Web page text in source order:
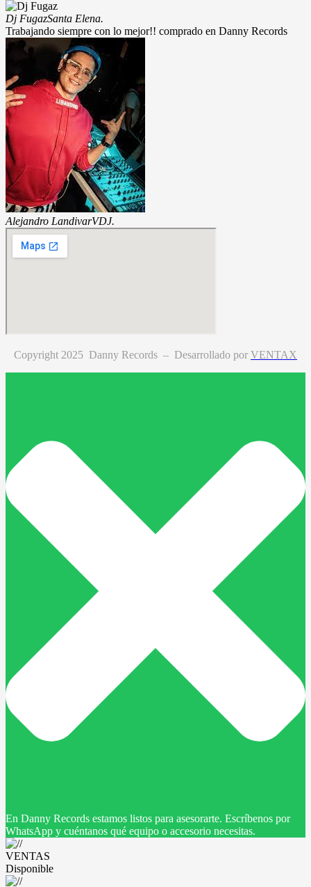
Dj FugazSanta Elena.
Trabajando siempre con lo mejor!! comprado en Danny Records
Alejandro LandivarVDJ.
Copyright 2025 Danny Records – Desarrollado por VENTAX
En Danny Records estamos listos para asesorarte. Escríbenos por
WhatsApp y cuéntanos qué equipo o accesorio necesitas.
VENTAS
Disponible